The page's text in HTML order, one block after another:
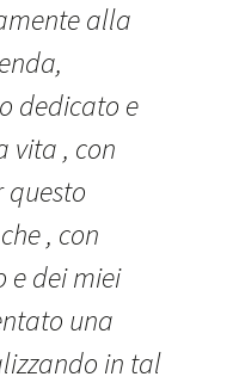
alla
dedicato e
vita , con
questo
, con
e dei miei
una
in tal